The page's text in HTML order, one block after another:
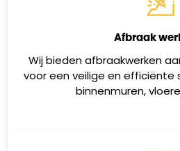
Afbraak
Wij bieden afbraakwerken
voor een veilige en efficiënte
binnenmuren,